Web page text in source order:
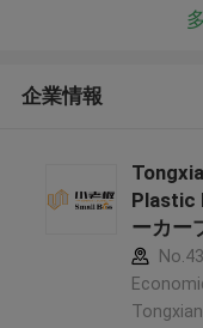
企業情報
Plastic
ーカー